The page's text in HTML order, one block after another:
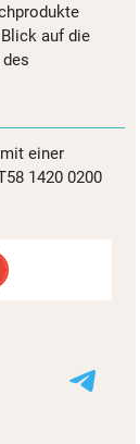
auf die
einer
1420 0200